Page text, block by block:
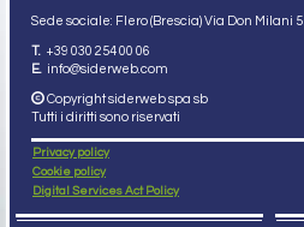
Sede sociale: Flero (Brescia) Via Don Milani 5
T. +39 030 254 00 06
E. info@siderweb.com
Copyright siderweb spa sb
Tutti i diritti sono riservati
Privacy policy
Cookie policy
Digital Services Act Policy